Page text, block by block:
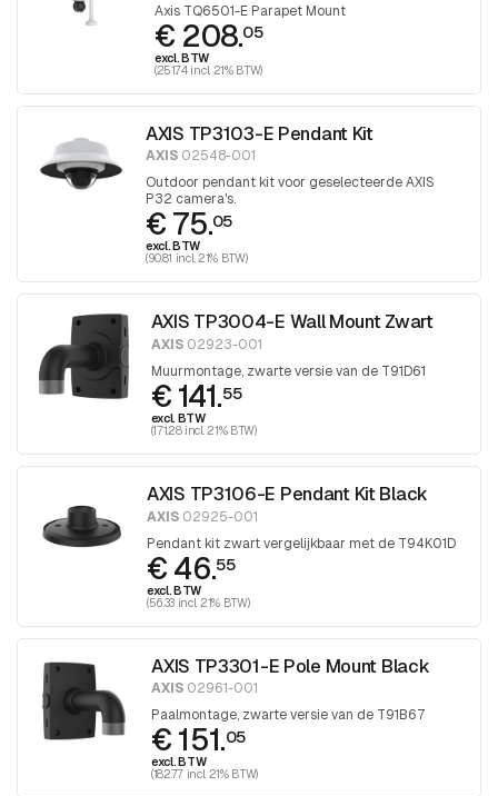
Axis TQ6501-E Parapet Mount
€ 208.05
excl. BTW
(251.74 incl. 21% BTW)
AXIS TP3103-E Pendant Kit
AXIS 02548-001
Outdoor pendant kit voor geselecteerde AXIS
P32 camera's.
€ 75.05
excl. BTW
(90.81 incl. 21% BTW)
AXIS TP3004-E Wall Mount Zwart
AXIS02923-001
Muurmontage, zwarte versie van de T91D61
€ 141.55
excl. BTW
(171.28 incl. 21% BTW)
AXIS TP3106-E Pendant Kit Black
AXIS02925-001
Pendant kit zwart vergelijkbaar met de T94K01D
€ 46.55
excl. BTW
(56.33 incl. 21% BTW)
AXIS TP3301-E Pole Mount Black
AXIS 02961-001
Paalmontage, zwarte versie van de T91B67
€ 151.05
excl. BTW
(182.77 incl. 21% BTW)